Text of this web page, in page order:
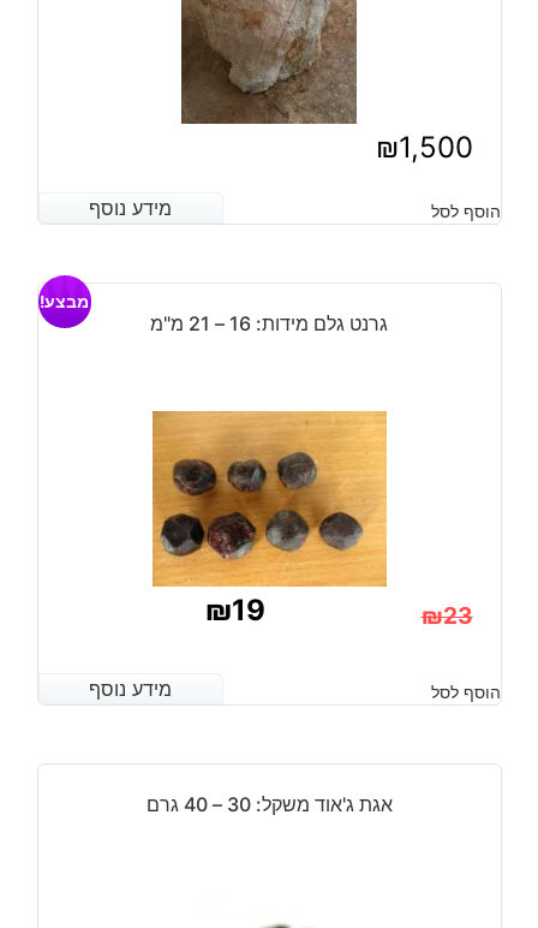
₪1,500
מידע נוסף הוסף לסל מידע נוסף
גרנט גלם מידות: 16 – 21 מ"מ
מבצע!
₪23
המקורי
₪19
הנוכחי
מידע נוסף הוסף לסל מידע נוסף
אגת ג'אוד משקל: 30 – 40 גרם